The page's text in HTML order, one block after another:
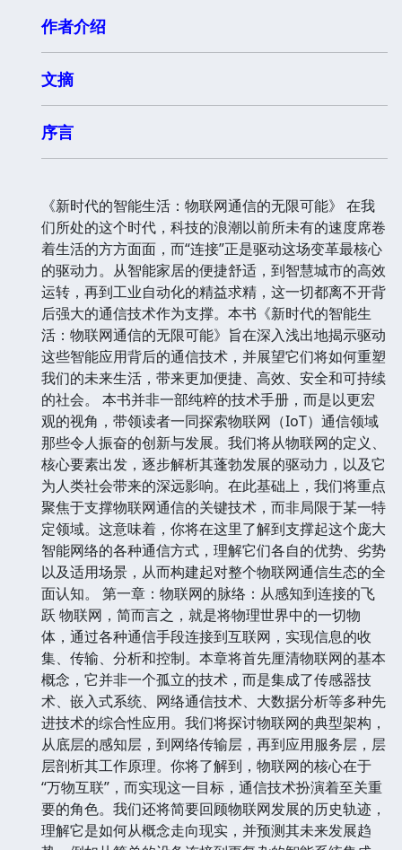
作者介绍
文摘
序言
《新时代的智能生活：物联网通信的无限可能》 在我
们所处的这个时代，科技的浪潮以前所未有的速度席卷
着生活的方方面面，而“连接”正是驱动这场变革最核心
的驱动力。从智能家居的便捷舒适，到智慧城市的高效
运转，再到工业自动化的精益求精，这一切都离不开背
后强大的通信技术作为支撑。本书《新时代的智能生
活：物联网通信的无限可能》旨在深入浅出地揭示驱动
这些智能应用背后的通信技术，并展望它们将如何重塑
我们的未来生活，带来更加便捷、高效、安全和可持续
的社会。 本书并非一部纯粹的技术手册，而是以更宏
观的视角，带领读者一同探索物联网（IoT）通信领域
那些令人振奋的创新与发展。我们将从物联网的定义、
核心要素出发，逐步解析其蓬勃发展的驱动力，以及它
为人类社会带来的深远影响。在此基础上，我们将重点
聚焦于支撑物联网通信的关键技术，而非局限于某一特
定领域。这意味着，你将在这里了解到支撑起这个庞大
智能网络的各种通信方式，理解它们各自的优势、劣势
以及适用场景，从而构建起对整个物联网通信生态的全
面认知。 第一章：物联网的脉络：从感知到连接的飞
跃 物联网，简而言之，就是将物理世界中的一切物
体，通过各种通信手段连接到互联网，实现信息的收
集、传输、分析和控制。本章将首先厘清物联网的基本
概念，它并非一个孤立的技术，而是集成了传感器技
术、嵌入式系统、网络通信技术、大数据分析等多种先
进技术的综合性应用。我们将探讨物联网的典型架构，
从底层的感知层，到网络传输层，再到应用服务层，层
层剖析其工作原理。你将了解到，物联网的核心在于
“万物互联”，而实现这一目标，通信技术扮演着至关重
要的角色。我们还将简要回顾物联网发展的历史轨迹，
理解它是如何从概念走向现实，并预测其未来发展趋